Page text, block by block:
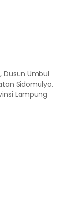
Dusun Umbul
Sidomulyo,
Lampung